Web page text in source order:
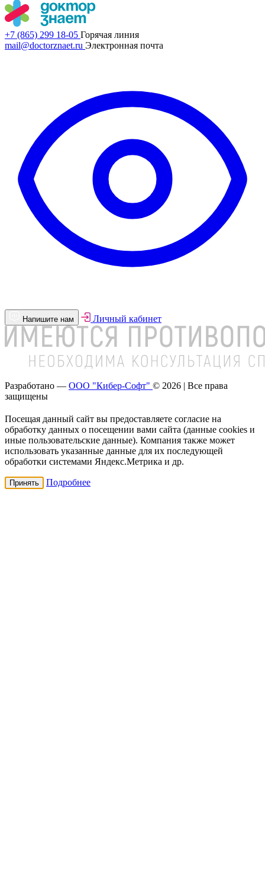
+7 (865) 299 18-05 Горячая линия
mail@doctorznaet.ru Электронная почта
Напишите нам Личный кабинет
Разработано — ООО "Кибер-Софт" © 2026 | Все права
защищены
Посещая данный сайт вы предоставляете согласие на
обработку данных о посещении вами сайта (данные cookies и
иные пользовательские данные). Компания также может
использовать указанные данные для их последующей
обработки системами Яндекс.Метрика и др.
Принять Подробнее